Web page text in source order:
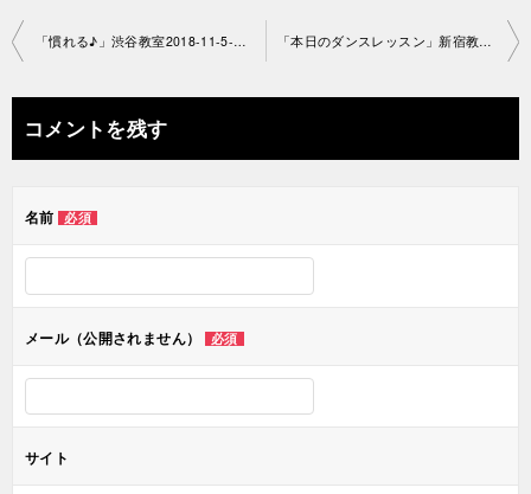
投
ナ
ビ
ー
ン
「慣れる♪」渋谷教室2018-11-5-no0029-1180 「本日のダンスレッスン」新宿教室2018-11-8-no0029-1119
コメントを残す
名前 必須
メール（公開されません） 必須
サイト